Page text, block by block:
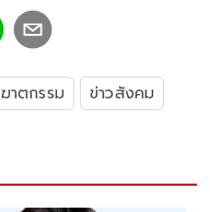
ฆาตกรรม ข่าวสังคม